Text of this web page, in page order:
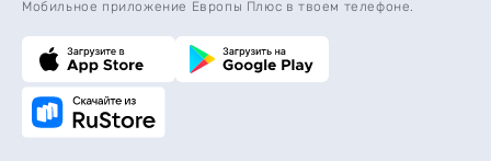
Мобильное приложение Европы Плюс в твоем телефоне.